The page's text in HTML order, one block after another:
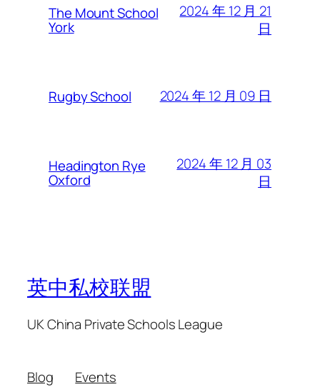
The Mount School
York
2024 年 12 月 21
日
Rugby School 2024 年 12 月 09 日
Headington Rye
Oxford
2024 年 12 月 03
日
英中私校联盟
UK China Private Schools League
Blog
Events